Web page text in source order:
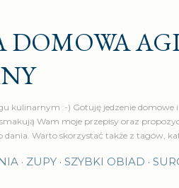
kulinarnym :-) Gotuję jedzenie domowe
Wam moje przepisy oraz
dania. Warto skorzystać także z tagów,
ZUPY SZYBKI OBIAD